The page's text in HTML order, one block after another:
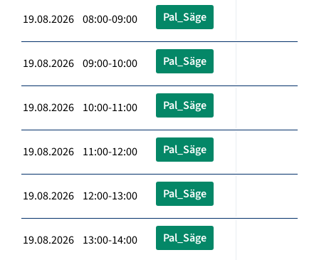
19.08.2026 08:00-09:00 Pal_Säge
19.08.2026 09:00-10:00 Pal_Säge
19.08.2026 10:00-11:00 Pal_Säge
19.08.2026 11:00-12:00 Pal_Säge
19.08.2026 12:00-13:00 Pal_Säge
19.08.2026 13:00-14:00 Pal_Säge